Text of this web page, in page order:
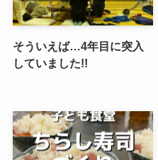
そういえば…4年目に突入
していました!!